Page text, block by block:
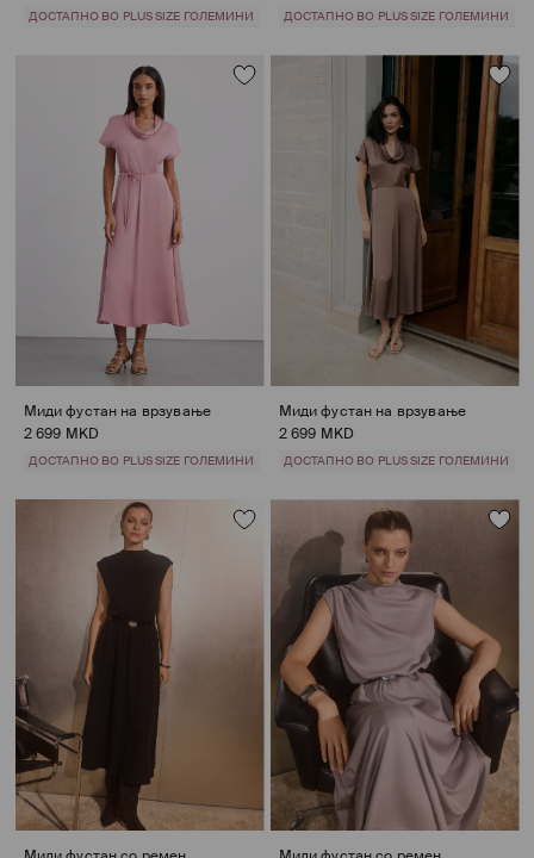
ДОСТАПНО ВО PLUS SIZE ГОЛЕМИНИ ДОСТАПНО ВО PLUS SIZE ГОЛЕМИНИ
Миди фустан на врзување
2 699 MKD
ДОСТАПНО ВО PLUS SIZE ГОЛЕМИНИ
Миди фустан на врзување
2 699 MKD
ДОСТАПНО ВО PLUS SIZE ГОЛЕМИНИ